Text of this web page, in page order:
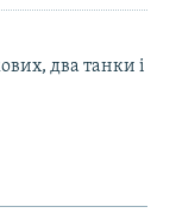
два танки і